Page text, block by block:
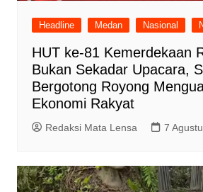
Headline Medan Nasional
HUT ke-81 Kemerdekaan
Bukan Sekadar Upacara,
Bergotong Royong
Ekonomi Rakyat
Redaksi Mata Lensa 7